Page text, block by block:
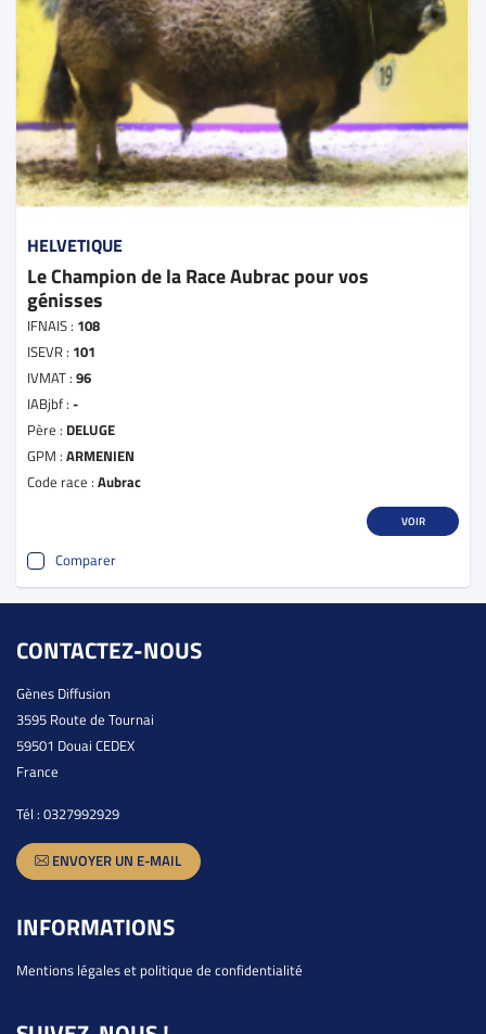
HELVETIQUE
Le Champion de la Race Aubrac pour vos
génisses
IFNAIS : 108
ISEVR : 101
IVMAT : 96
IABjbf : -
Père : DELUGE
GPM : ARMENIEN
Code race : Aubrac
VOIR
Comparer
CONTACTEZ-NOUS
Gènes Diffusion
3595 Route de Tournai
59501 Douai CEDEX
France
Tél : 0327992929
ENVOYER UN E-MAIL
INFORMATIONS
Mentions légales et politique de confidentialité